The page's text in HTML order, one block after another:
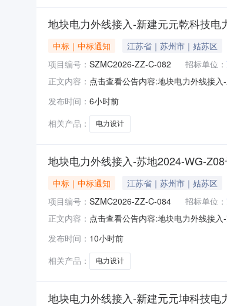
地块电力外线接入-新建元元乾科技电
中标｜中标通知 江苏省｜苏州市｜姑苏区
项目编号： SZMC2026-ZZ-C-082 招标单位：
正文内容： 点击查看公告内容:地块电力外线接
发布时间： 6小时前
相关产品：
电力设计
地块电力外线接入-苏地2024-WG-
中标｜中标通知 江苏省｜苏州市｜姑苏区
项目编号： SZMC2026-ZZ-C-084 招标单位：
正文内容： 点击查看公告内容:地块电力外线接
发布时间： 10小时前
相关产品：
电力设计
地块电力外线接入-新建元元坤科技电